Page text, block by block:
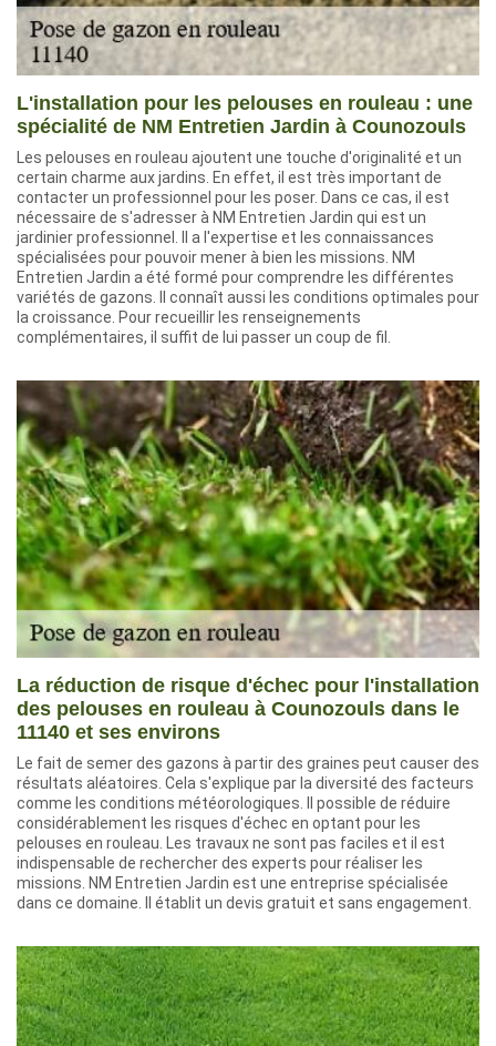
L'installation pour les pelouses en rouleau : une
spécialité de NM Entretien Jardin à Counozouls
Les pelouses en rouleau ajoutent une touche d'originalité et un
certain charme aux jardins. En effet, il est très important de
contacter un professionnel pour les poser. Dans ce cas, il est
nécessaire de s'adresser à NM Entretien Jardin qui est un
jardinier professionnel. Il a l'expertise et les connaissances
spécialisées pour pouvoir mener à bien les missions. NM
Entretien Jardin a été formé pour comprendre les différentes
variétés de gazons. Il connaît aussi les conditions optimales pour
la croissance. Pour recueillir les renseignements
complémentaires, il suffit de lui passer un coup de fil.
La réduction de risque d'échec pour l'installation
des pelouses en rouleau à Counozouls dans le
11140 et ses environs
Le fait de semer des gazons à partir des graines peut causer des
résultats aléatoires. Cela s'explique par la diversité des facteurs
comme les conditions météorologiques. Il possible de réduire
considérablement les risques d'échec en optant pour les
pelouses en rouleau. Les travaux ne sont pas faciles et il est
indispensable de rechercher des experts pour réaliser les
missions. NM Entretien Jardin est une entreprise spécialisée
dans ce domaine. Il établit un devis gratuit et sans engagement.